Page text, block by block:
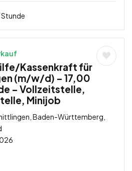
Stunde
Kassenkraft für
(m/w/d) – 17,00
– Vollzeitstelle,
Minijob
Baden-Württemberg,